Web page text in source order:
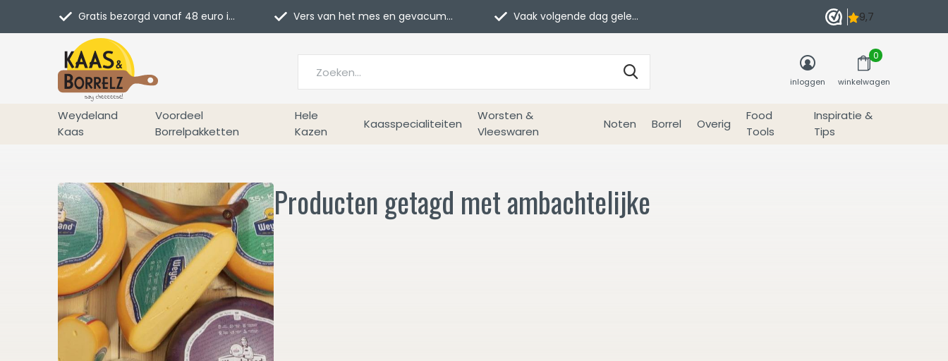
Weydeland
Kaas
Voordeel
Borrelpakketten
Hele
Kazen
Kaasspecialiteiten
Worsten &
Vleeswaren
Noten Borrel Overig
Food
Tools
Inspiratie &
Tips
inloggen winkelwagen
0
Gratis bezorgd vanaf 48 euro in NL Vers van het mes en gevacumeerd Vaak volgende dag geleverd
Producten getagd met ambachtelijke